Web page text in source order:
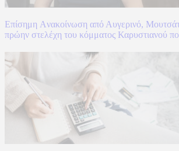
Επίσημη Aνακοίνωση από Αυγερινό,
πρώην στελέχη του κόμματος Καρυστιανού